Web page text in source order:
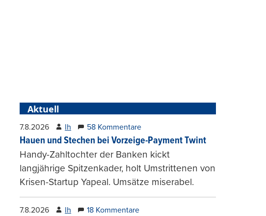
Aktuell
7.8.2026 lh 58 Kommentare
Hauen und Stechen bei Vorzeige-Payment Twint
Handy-Zahltochter der Banken kickt
langjährige Spitzenkader, holt Umstrittenen von
Krisen-Startup Yapeal. Umsätze miserabel.
7.8.2026 lh 18 Kommentare